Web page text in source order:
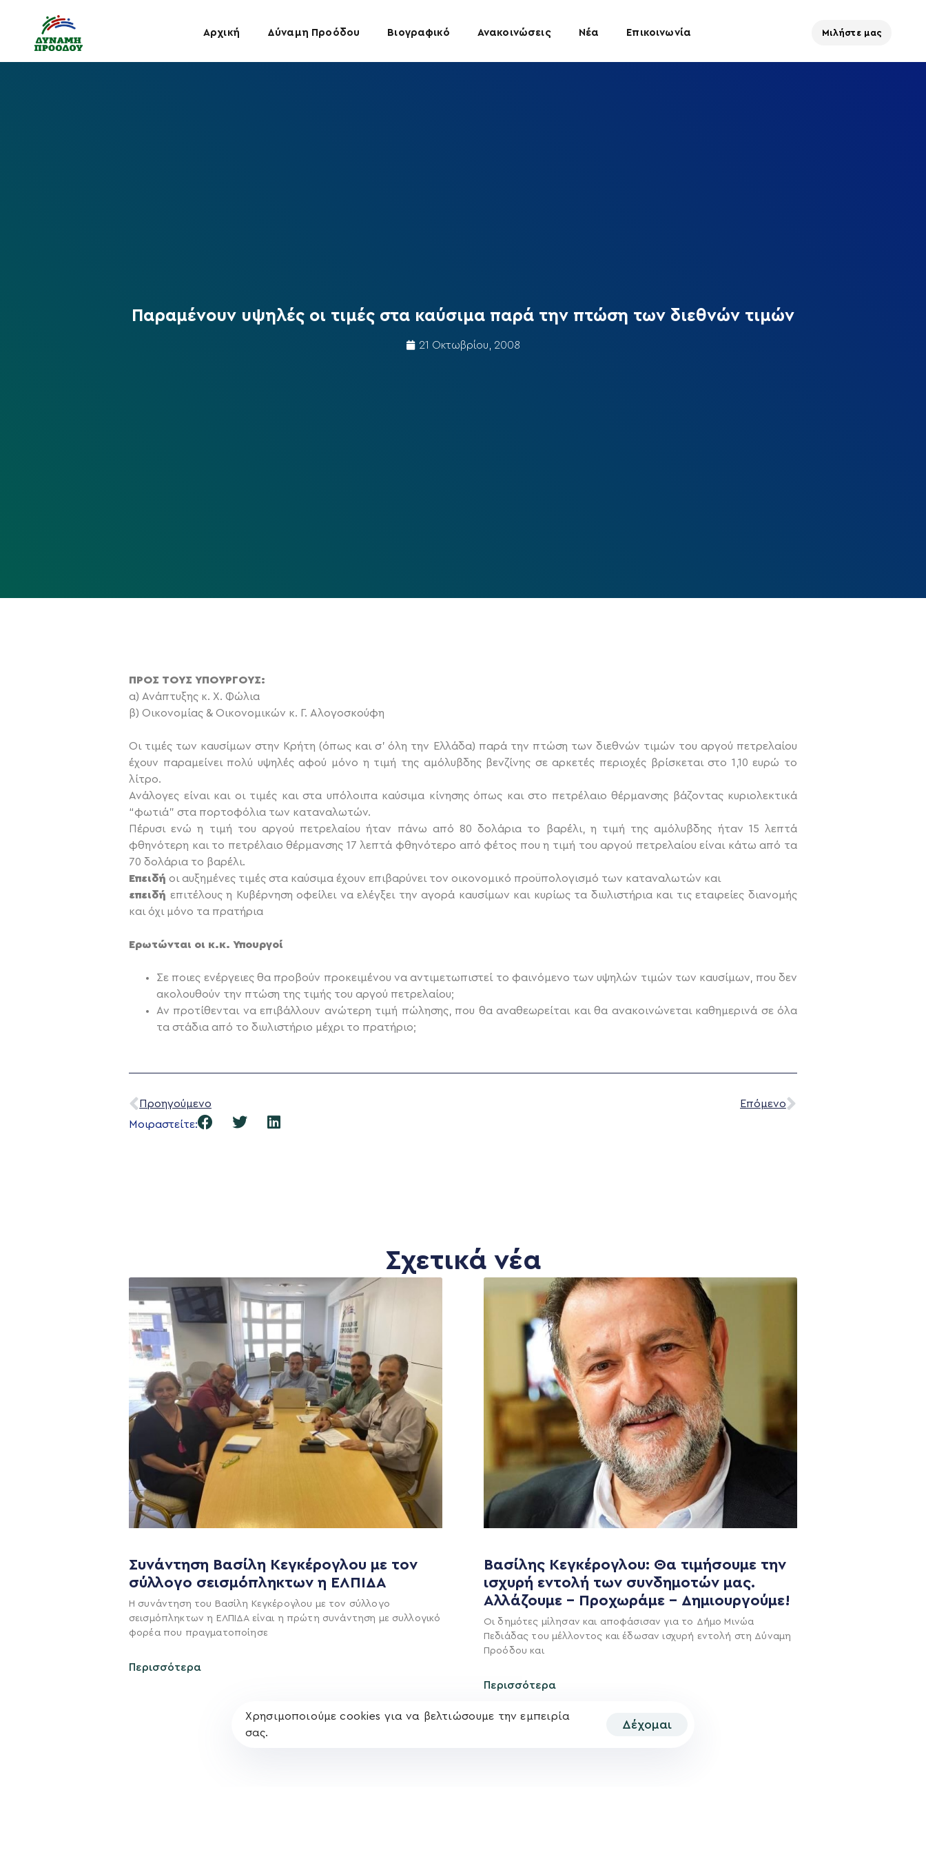
Αρχική Δύναμη Προόδου Βιογραφικό Ανακοινώσεις Νέα Επικοινωνία Μιλήστε μας
Παραμένουν υψηλές οι τιμές στα καύσιμα παρά την πτώση των διεθνών τιμών
21 Οκτωβρίου, 2008
ΠΡΟΣ ΤΟΥΣ ΥΠΟΥΡΓΟΥΣ:
α) Ανάπτυξης κ. Χ. Φώλια
β) Οικονομίας & Οικονομικών κ. Γ. Αλογοσκούφη
Οι τιμές των καυσίμων στην Κρήτη (όπως και σ’ όλη την Ελλάδα) παρά την πτώση των διεθνών τιμών του αργού πετρελαίου
έχουν παραμείνει πολύ υψηλές αφού μόνο η τιμή της αμόλυβδης βενζίνης σε αρκετές περιοχές βρίσκεται στο 1,10 ευρώ το
λίτρο.
Ανάλογες είναι και οι τιμές και στα υπόλοιπα καύσιμα κίνησης όπως και στο πετρέλαιο θέρμανσης βάζοντας κυριολεκτικά
“φωτιά” στα πορτοφόλια των καταναλωτών.
Πέρυσι ενώ η τιμή του αργού πετρελαίου ήταν πάνω από 80 δολάρια το βαρέλι, η τιμή της αμόλυβδης ήταν 15 λεπτά
φθηνότερη και το πετρέλαιο θέρμανσης 17 λεπτά φθηνότερο από φέτος που η τιμή του αργού πετρελαίου είναι κάτω από τα
70 δολάρια το βαρέλι.
Επειδή οι αυξημένες τιμές στα καύσιμα έχουν επιβαρύνει τον οικονομικό προϋπολογισμό των καταναλωτών και
επειδή επιτέλους η Κυβέρνηση οφείλει να ελέγξει την αγορά καυσίμων και κυρίως τα διυλιστήρια και τις εταιρείες διανομής
και όχι μόνο τα πρατήρια
Ερωτώνται οι κ.κ. Υπουργοί
Σε ποιες ενέργειες θα προβούν προκειμένου να αντιμετωπιστεί το φαινόμενο των υψηλών τιμών των καυσίμων, που δεν
ακολουθούν την πτώση της τιμής του αργού πετρελαίου;
Αν προτίθενται να επιβάλλουν ανώτερη τιμή πώλησης, που θα αναθεωρείται και θα ανακοινώνεται καθημερινά σε όλα
τα στάδια από το διυλιστήριο μέχρι το πρατήριο;
Προηγούμενο
Επόμενο
Μοιραστείτε:
Σχετικά νέα
Συνάντηση Βασίλη Κεγκέρογλου με τον
σύλλογο σεισμόπληκτων η ΕΛΠΙΔΑ
Η συνάντηση του Βασίλη Κεγκέρογλου με τον σύλλογο
σεισμόπληκτων η ΕΛΠΙΔΑ είναι η πρώτη συνάντηση με συλλογικό
φορέα που πραγματοποίησε
Περισσότερα
Βασίλης Κεγκέρογλου: Θα τιμήσουμε την
ισχυρή εντολή των συνδημοτών μας.
Αλλάζουμε – Προχωράμε – Δημιουργούμε!
Οι δημότες μίλησαν και αποφάσισαν για το Δήμο Μινώα
Πεδιάδας του μέλλοντος και έδωσαν ισχυρή εντολή στη Δύναμη
Προόδου και
Περισσότερα
Η ΠΑΡΆΤΑΞΗ
Όραμα
Σχέδιο
Πολιτική Απορρήτου
Ανακοινώσεις
Νέα
ΕΚΛΟΓΙΚΌ ΚΈΝΤΡΟ
+(30) 289 102 4800
Ηλ. ταχυδρομείο
kegkeroglou@gmail.com
NEWSLETTER
Χρησιμοποιούμε cookies για να βελτιώσουμε την εμπειρία
σας.
Δέχομαι